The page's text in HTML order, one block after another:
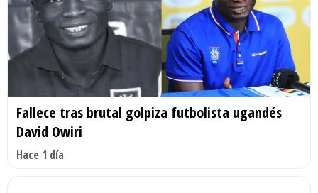
Fallece tras brutal golpiza futbolista ugandés
David Owiri
Hace 1 día